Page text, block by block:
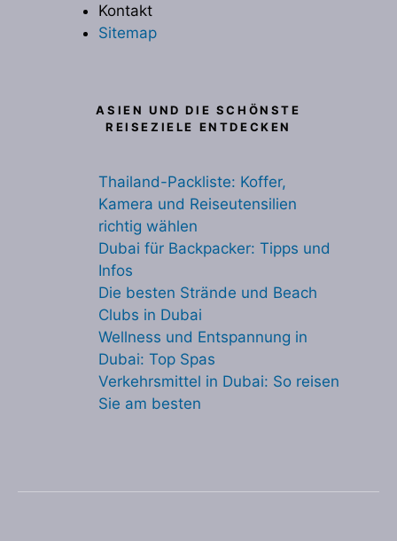
Kontakt
Sitemap
ASIEN UND DIE SCHÖNSTE
REISEZIELE ENTDECKEN
Thailand-Packliste: Koffer,
Kamera und Reiseutensilien
richtig wählen
Dubai für Backpacker: Tipps und
Infos
Die besten Strände und Beach
Clubs in Dubai
Wellness und Entspannung in
Dubai: Top Spas
Verkehrsmittel in Dubai: So reisen
Sie am besten